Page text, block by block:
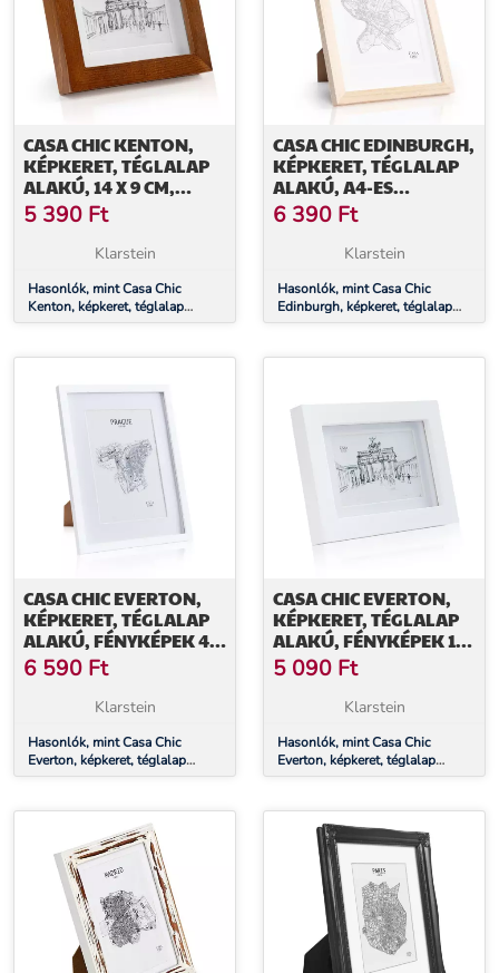
CASA CHIC KENTON,
KÉPKERET, TÉGLALAP
ALAKÚ, 14 X 9 CM,
PASZPARTU, ÜVEG
5 390 Ft
Klarstein
Hasonlók, mint Casa Chic
Kenton, képkeret, téglalap
alakú, 14 x 9 cm, paszpartu,
CASA CHIC EDINBURGH,
KÉPKERET, TÉGLALAP
ALAKÚ, A4-ES
FÉNYKÉPEK 28,8 X 20
CM, KERET, VALÓDI FA
6 390 Ft
Klarstein
Hasonlók, mint Casa Chic
Edinburgh, képkeret, téglalap
alakú, A4-es fényképek 28,8 x
CASA CHIC EVERTON,
KÉPKERET, TÉGLALAP
ALAKÚ, FÉNYKÉPEK 40
X 30 CM, PASZPARTU,
ÜVEG
6 590 Ft
Klarstein
Hasonlók, mint Casa Chic
Everton, képkeret, téglalap
alakú, fényképek 40 x 30 cm,
CASA CHIC EVERTON,
KÉPKERET, TÉGLALAP
ALAKÚ, FÉNYKÉPEK 14
X 9 CM, PASZPARTU,
ÜVEG
5 090 Ft
Klarstein
Hasonlók, mint Casa Chic
Everton, képkeret, téglalap
alakú, fényképek 14 x 9 cm,